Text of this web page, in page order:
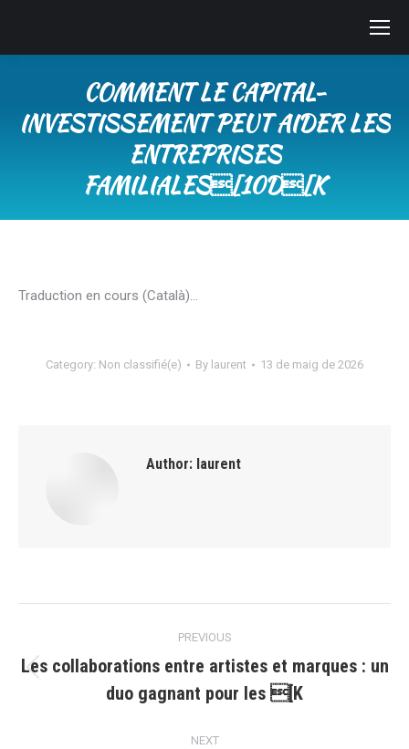
COMMENT LE CAPITAL-
INVESTISSEMENT PEUT AIDER LES
ENTREPRISES
FAMILIALES[10D[K
Traduction en cours (Català)…
Category: Non classifié(e) By laurent 13 de maig de 2026
Author: laurent
navigation
PREVIOUS
post:
Les collaborations entre artistes et marques : un
duo gagnant pour les [K
NEXT